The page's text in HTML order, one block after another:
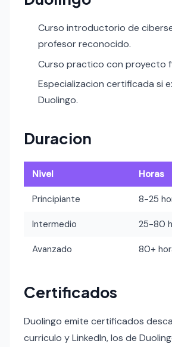
Curso introductorio de
profesor reconocido.
Curso practico con proyecto
Especializacion certificada si
Duolingo.
Duracion
Nivel Horas
Principiante 8-25
Intermedio 25-80
Avanzado 80+
Certificados
Duolingo emite certificados
curriculo y LinkedIn, los de